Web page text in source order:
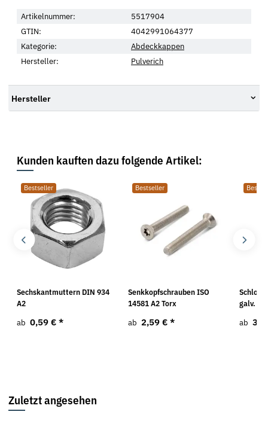
Artikelnummer:
5517904
GTIN:
4042991064377
Kategorie:
Abdeckkappen
Hersteller:
Pulverich
Hersteller
Kunden kauften dazu folgende Artikel:
Bestseller
Sechskantmuttern DIN 934
A2
ab 0,59 € *
Bestseller
Senkkopfschrauben ISO
14581 A2 Torx
ab 2,59 € *
galv.
ab
Zuletzt angesehen